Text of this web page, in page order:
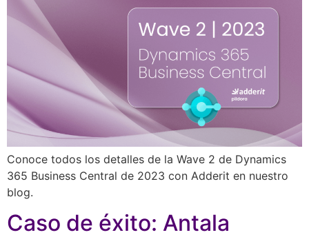
Conoce todos los detalles de la Wave 2 de Dynamics
365 Business Central de 2023 con Adderit en nuestro
blog.
Caso de éxito: Antala